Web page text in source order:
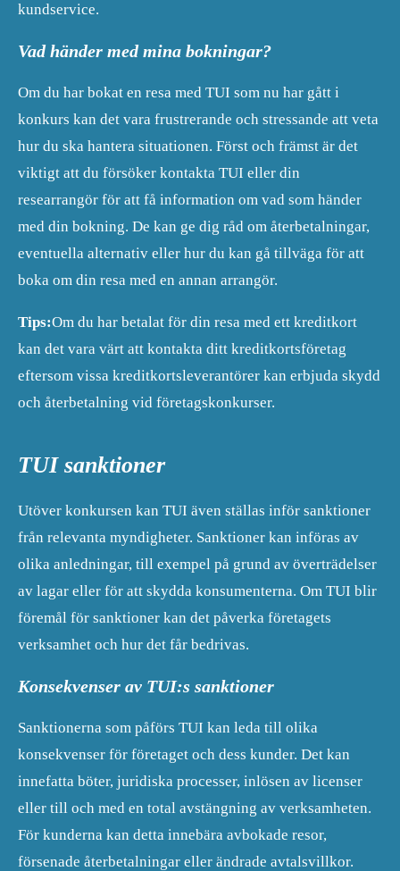
kundservice.
Vad händer med mina bokningar?
Om du har bokat en resa med TUI som nu har gått i
konkurs kan det vara frustrerande och stressande att veta
hur du ska hantera situationen. Först och främst är det
viktigt att du försöker kontakta TUI eller din
researrangör för att få information om vad som händer
med din bokning. De kan ge dig råd om återbetalningar,
eventuella alternativ eller hur du kan gå tillväga för att
boka om din resa med en annan arrangör.
Tips:Om du har betalat för din resa med ett kreditkort
kan det vara värt att kontakta ditt kreditkortsföretag
eftersom vissa kreditkortsleverantörer kan erbjuda skydd
och återbetalning vid företagskonkurser.
TUI sanktioner
Utöver konkursen kan TUI även ställas inför sanktioner
från relevanta myndigheter. Sanktioner kan införas av
olika anledningar, till exempel på grund av överträdelser
av lagar eller för att skydda konsumenterna. Om TUI blir
föremål för sanktioner kan det påverka företagets
verksamhet och hur det får bedrivas.
Konsekvenser av TUI:s sanktioner
Sanktionerna som påförs TUI kan leda till olika
konsekvenser för företaget och dess kunder. Det kan
innefatta böter, juridiska processer, inlösen av licenser
eller till och med en total avstängning av verksamheten.
För kunderna kan detta innebära avbokade resor,
försenade återbetalningar eller ändrade avtalsvillkor.